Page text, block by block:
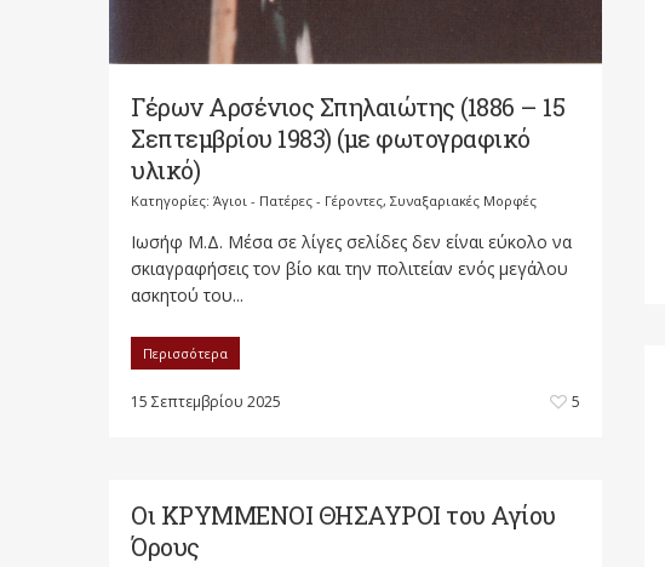
Γέρων Αρσένιος Σπηλαιώτης (1886 – 15
Σεπτεμβρίου 1983) (με φωτογραφικό
υλικό)
Κατηγορίες: Άγιοι - Πατέρες - Γέροντες, Συναξαριακές Μορφές
Ιωσήφ Μ.Δ. Μέσα σε λίγες σελίδες δεν είναι εύκολο να
σκιαγραφήσεις τον βίο και την πολιτείαν ενός μεγάλου
ασκητού του...
Περισσότερα
15 Σεπτεμβρίου 2025 5
Οι ΚΡΥΜΜΕΝΟΙ ΘΗΣΑΥΡΟΙ του Αγίου
Όρους